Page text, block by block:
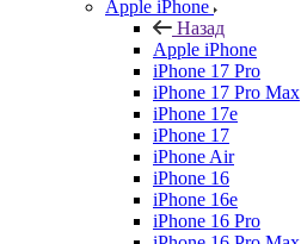
Apple iPhone
Назад
Apple iPhone
iPhone 17 Pro
iPhone 17 Pro Max
iPhone 17e
iPhone 17
iPhone Air
iPhone 16
iPhone 16e
iPhone 16 Pro